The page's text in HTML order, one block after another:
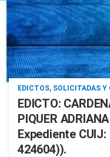
EDICTOS, SOLICITADAS Y
EDICTO:
PIQUER
Expediente
424604)).